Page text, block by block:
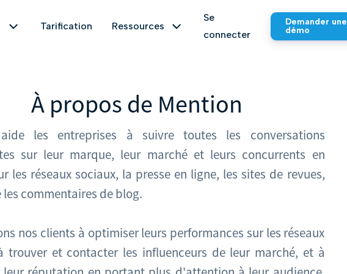
sociaux et sur le web, et découvrez tout ce qu’il se
temps réel Données historiques jusqu’à 2 ans
quel sujet et mesurez l’impact de vos actions.
sentiment
Part de voix de votre marque
Gérez et atténuez les effets d’une
crise de marque en l'identifiant dès les
premiers frémissements et en
interagissant avec ceux qui la
nourrissent.
Etudes de marché
Identifiez les mouvements de votre
Tarification Ressources
Explorez notre centre d’aide et
trouvez la réponses à vos questions
et enjeux.
Générateur de hashtags, de
biographies, de posts… Vous
trouverez forcément l’outil dont vous
Se
connecter
Demander une
démo
À propos de Mention
les entreprises à suivre toutes les conversations
sur leur marque, leur marché et leurs concurrents en
les réseaux sociaux, la presse en ligne, les sites de revues,
les commentaires de blog.
nos clients à optimiser leurs performances sur les réseaux
trouver et contacter les influenceurs de leur marché, et à